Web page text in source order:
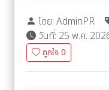
โดย: AdminPR
วันที่: 25 พ.ค.
ถูกใจ 0